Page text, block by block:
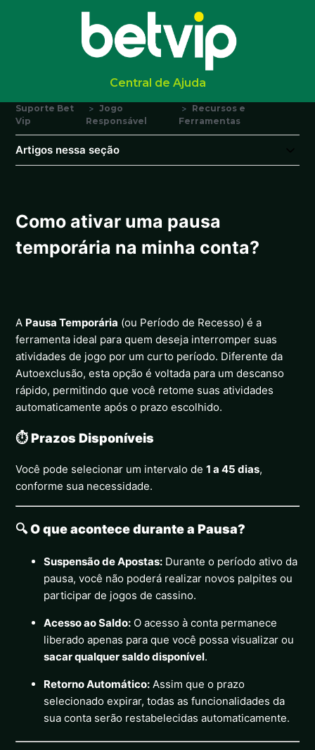
Central de Ajuda
Suporte Bet
Vip
Jogo
Responsável
Recursos e
Ferramentas
Artigos nessa seção
Como ativar uma pausa
temporária na minha conta?
A Pausa Temporária (ou Período de Recesso) é a
ferramenta ideal para quem deseja interromper suas
atividades de jogo por um curto período. Diferente da
Autoexclusão, esta opção é voltada para um descanso
rápido, permitindo que você retome suas atividades
automaticamente após o prazo escolhido.
⏱️ Prazos Disponíveis
Você pode selecionar um intervalo de1 a 45 dias,
conforme sua necessidade.
🔍 O que acontece durante a Pausa?
Suspensão de Apostas: Durante o período ativo da
pausa, você não poderá realizar novos palpites ou
participar de jogos de cassino.
Acesso ao Saldo: O acesso à conta permanece
liberado apenas para que você possa visualizar ou
sacar qualquer saldo disponível.
Retorno Automático: Assim que o prazo
selecionado expirar, todas as funcionalidades da
sua conta serão restabelecidas automaticamente.